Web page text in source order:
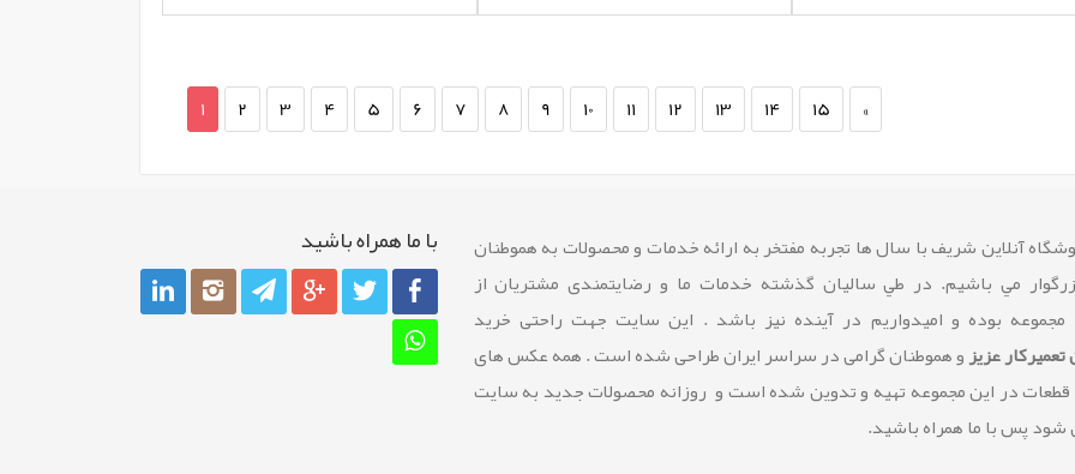
1 2 3 4 5 6 7 8 9 10 11 12 13 14 15 »
آنلاین شريف با سال ها تجربه مفتخر به ارائه خدمات و محصولات به هموطنان
مي باشيم. در طي ساليان گذشته خدمات ما و رضايتمندی مشتريان از
مجموعه بوده و امیدواریم در آینده نیز باشد . این سایت جهت راحتی خرید
عزیزو هموطنان گرامی در سراسر ایران طراحی شده است . همه عکس های
قطعات در این مجموعه تهیه و تدوین شده است و روزانه محصولات جدید به سایت
شود پس با ما همراه باشید.
با ما همراه باشيد